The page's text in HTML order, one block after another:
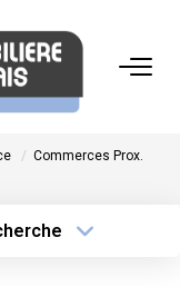
Commerces Prox.